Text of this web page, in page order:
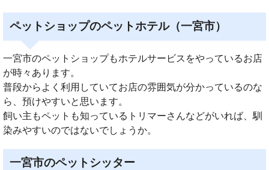
ペットショップのペットホテル（一宮市）
一宮市のペットショップもホテルサービスをやっているお店
が時々あります。
普段からよく利用していてお店の雰囲気が分かっているのな
ら、預けやすいと思います。
飼い主もペットも知っているトリマーさんなどがいれば、馴
染みやすいのではないでしょうか。
一宮市のペットシッター